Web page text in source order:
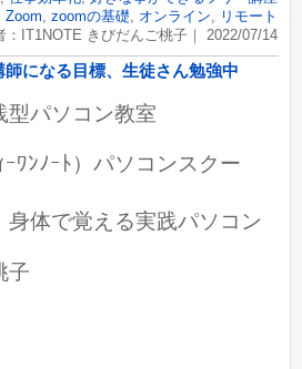
Zoom, zoomの基礎, オンライン, リモート
：IT1NOTE きびだんご桃子｜ 2022/07/14
になる目標、生徒さん勉強中
パソコン教室
ﾜﾝﾉｰﾄ）パソコンスクー
体で覚える実践パソコン
子